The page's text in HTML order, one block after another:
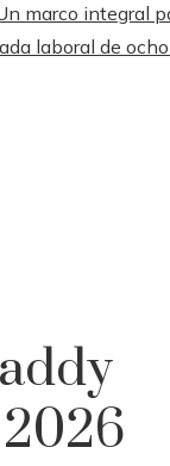
marco integral
laboral de